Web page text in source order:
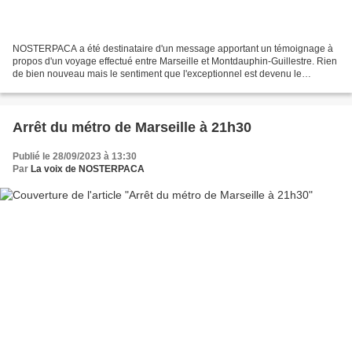
NOSTERPACA a été destinataire d'un message apportant un témoignage à
propos d'un voyage effectué entre Marseille et Montdauphin-Guillestre. Rien
de bien nouveau mais le sentiment que l'exceptionnel est devenu le
Arrêt du métro de Marseille à 21h30
Publié le 28/09/2023 à 13:30
Par La voix de NOSTERPACA